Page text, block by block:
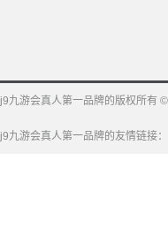
j9九游会真人第一品牌的版权所有
j9九游会真人第一品牌的友情链接：